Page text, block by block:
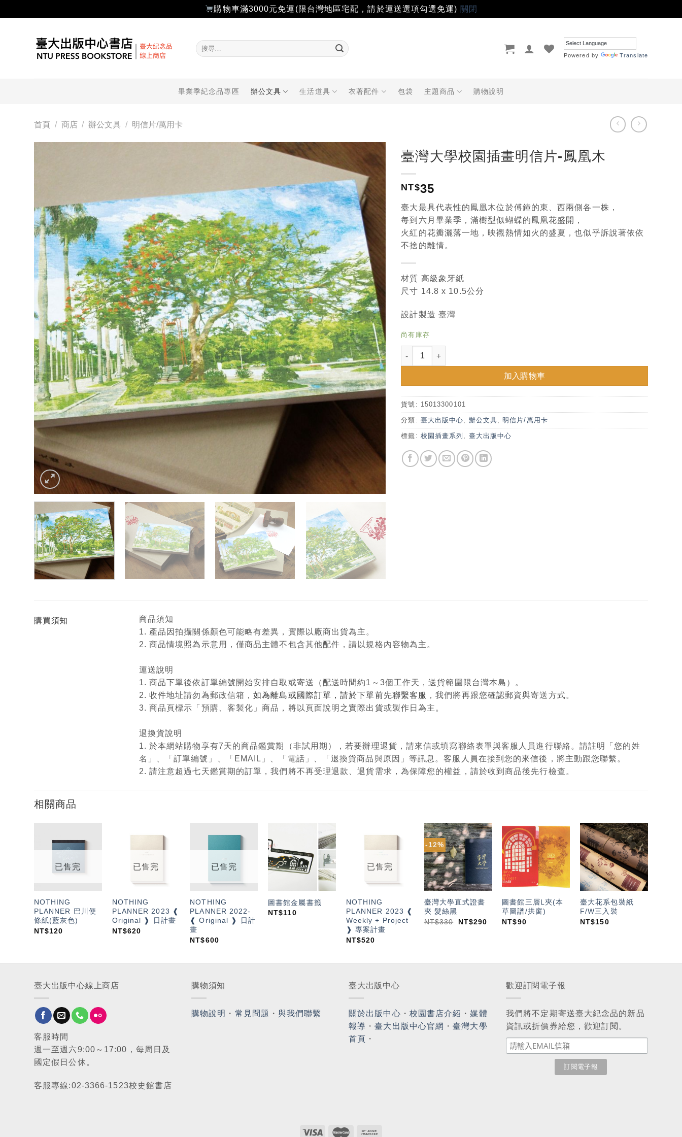
購物車滿3000元免運(限台灣地區宅配，請於運送選項勾選免運) 關閉
搜
尋
Powered by Translate
畢業季紀念品專區 辦公文具 生活道具 衣著配件 包袋 主題商品 購物說明
首頁 / 商店 / 辦公文具 / 明信片/萬用卡
加入
「願
望輕
單」
臺灣大學校園插畫明信片-鳳凰木
NT$35
臺大最具代表性的鳳凰木位於傅鐘的東、西兩側各一株，
每到六月畢業季，滿樹型似蝴蝶的鳳凰花盛開，
火紅的花瓣灑落一地，映襯熱情如火的盛夏，也似乎訴說著依依
不捨的離情。
材質 高級象牙紙
尺寸 14.8 x 10.5公分
設計製造 臺灣
尚有庫存
臺灣大學校園插畫明信片-鳳凰木 數量
加入購物車
貨號: 15013300101
分類: 臺大出版中心, 辦公文具,明信片/萬用卡
標籤: 校園插畫系列 , 臺大出版中心
購買須知
商品須知
1. 產品因拍攝關係顏色可能略有差異，實際以廠商出貨為主。
2. 商品情境照為示意用，僅商品主體不包含其他配件，請以規格內容物為主。
運送說明
1. 商品下單後依訂單編號開始安排自取或寄送（配送時間約1～3個工作天，送貨範圍限台灣本島）。
2. 收件地址請勿為郵政信箱，如為離島或國際訂單，請於下單前先聯繫客服 ，我們將再跟您確認郵資與寄送方式。
3. 商品頁標示「預購、客製化」商品，將以頁面說明之實際出貨或製作日為主。
退換貨說明
1. 於本網站購物享有7天的商品鑑賞期（非試用期），若要辦理退貨，請來信或填寫聯絡表單與客服人員進行聯絡。請註明「您的姓
名」、「訂單編號」、「EMAIL」、「電話」、「退換貨商品與原因」等訊息。客服人員在接到您的來信後，將主動跟您聯繫。
2. 請注意超過七天鑑賞期的訂單，我們將不再受理退款、退貨需求，為保障您的權益，請於收到商品後先行檢查。
相關商品
加入
單」
已售完
NOTHING
PLANNER 巴川便
條紙(藍灰色)
NT$120
加入
已售完
NOTHING
PLANNER 2023 ❰
Original ❱ 日計畫
NT$620
加入
已售完
NOTHING
PLANNER 2022-
❰ Original ❱ 日計
畫
NT$600
加入
「願
望輕
單」
圖書館金屬書籤
NT$110
加入
已售完
NOTHING
PLANNER 2023 ❰
Weekly + Project
❱ 專案計畫
NT$520
-12%
加入
「願
望輕
臺灣大學直式證書
夾 髮絲黑
NT$330 NT$290
加入
「願
望輕
單」
圖書館三層L夾(本
草圖譜/拱窗)
NT$90
加入
「願
望輕
單」
臺大花系包裝紙
F/W三入裝
NT$150
臺大出版中心線上商店
客服時間
週一至週六9:00～17:00，每周日及
國定假日公休。
客服專線:02-3366-1523校史館書店
購物須知
購物說明 ・ 常見問題 ・與我們聯繫
臺大出版中心
關於出版中心 ・ 校園書店介紹 ・媒體
報導 ・臺大出版中心官網 ・臺灣大學
首頁 ・
歡迎訂閱電子報
我們將不定期寄送臺大紀念品的新品
資訊或折價券給您，歡迎訂閱。